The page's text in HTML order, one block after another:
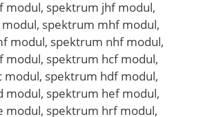
modul, spektrum jhf modul,
spektrum mhf modul,
modul, spektrum nhf modul,
modul, spektrum hcf modul,
modul, spektrum hdf modul,
modul, spektrum hef modul,
modul, spektrum hrf modul,